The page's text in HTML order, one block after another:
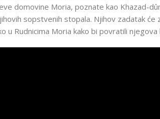
domovine Moria, poznate kao Khazad-
sopstvenih stopala. Njihov zadatak
u Rudnicima Moria kako bi povratili njegova